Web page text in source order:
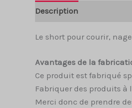
Description
Le short pour courir,
Avantages de la
Ce produit est fabriqué
Fabriquer des produits
Merci donc de prendre